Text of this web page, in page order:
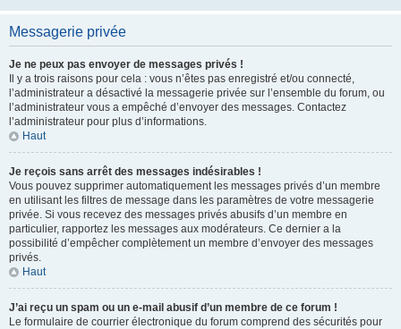
Messagerie privée
Je ne peux pas envoyer de messages privés !
Il y a trois raisons pour cela : vous n’êtes pas enregistré et/ou connecté,
l’administrateur a désactivé la messagerie privée sur l’ensemble du forum, ou
l’administrateur vous a empêché d’envoyer des messages. Contactez
l’administrateur pour plus d’informations.
Haut
Je reçois sans arrêt des messages indésirables !
Vous pouvez supprimer automatiquement les messages privés d’un membre
en utilisant les filtres de message dans les paramètres de votre messagerie
privée. Si vous recevez des messages privés abusifs d’un membre en
particulier, rapportez les messages aux modérateurs. Ce dernier a la
possibilité d’empêcher complètement un membre d’envoyer des messages
privés.
Haut
J’ai reçu un spam ou un e-mail abusif d’un membre de ce forum !
Le formulaire de courrier électronique du forum comprend des sécurités pour